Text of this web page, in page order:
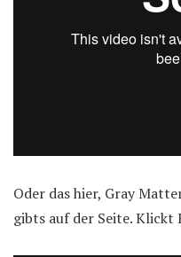
Oder das hier, Gray
gibts auf der Seite. Klickt